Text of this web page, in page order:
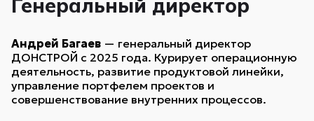
Генеральный директор
Андрей Багаев — генеральный директор
ДОНСТРОЙ с 2025 года. Курирует операционную
деятельность, развитие продуктовой линейки,
управление портфелем проектов и
совершенствование внутренних процессов.